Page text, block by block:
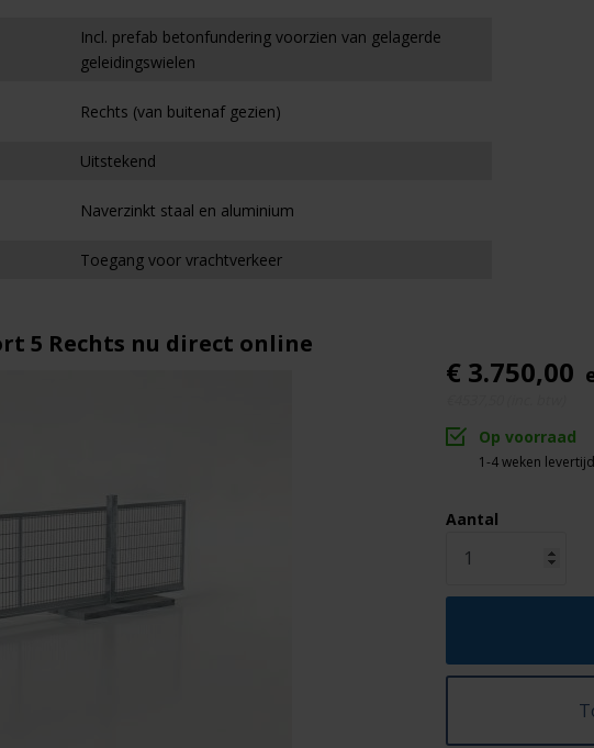
Incl. prefab betonfundering voorzien van gelagerde
geleidingswielen
Rechts (van buitenaf gezien)
Uitstekend
Naverzinkt staal en aluminium
Toegang voor vrachtverkeer
5 Rechts nu direct online
€ 3.750,00
Op voorraad
1-4 weken levertijd
Aantal